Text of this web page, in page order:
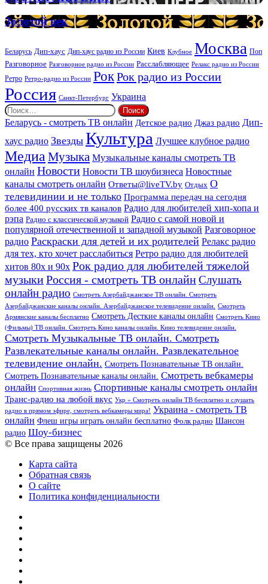
DEEP
Золотой
век
Золотой век
Беларусь Дип-хаус Дип-хаус радио из России Киев Клубное Москва Поп
Разговорное Разговорное радио из России Расслабляющее Релакс радио из России
Ретро Ретро-радио из России РокРок радио из России
Россия Санкт-Петербург Украина
Найти:
Беларусь - смотреть ТВ онлайн Детское радио Джаз радио Дип-
хаус радио Звезды Культура Лучшее клубное радио
Медиа Музыка Музыкальные каналы смотреть ТВ
онлайн Новости Новости ТВ шоубизнеса Новостные
каналы смотреть онлайн Ответы@liveTV.by Отдых О
телевидинии и не только Программа передач на сегодня
более 400 русских тв каналов Радио для любителей хип-хопа и
рэпа Радио с классической музыкой Радио с самой новой и
популярной отечественной и западной музыкой Разговорное
радио Раскраски для детей и их родителей Релакс радио
для тех, кто хочет расслабиться Ретро радио для любителей
хитов 80х и 90х Рок радио для любителей тяжелой
музыкиРоссия - смотреть ТВ онлайнСлушать
онлайн радио Смотреть Азербайджанское ТВ онлайн. Смотреть
Азербайджанские каналы онлайн. Азербайджанское телевидение онлайн.
Смотреть
Армянские каналы бесплатно Смотреть Десткие каналы онлайн Смотреть Кино
(Фильмы) ТВ онлайн. Смотреть Кино каналы онлайн. Кино телевидение онлайн.
Смотреть Музыкальные ТВ онлайн. Смотреть
Развлекательные каналы онлайн. Развлекательное
телевидение онлайн. Смотреть Познавательные ТВ онлайн.
Смотреть Познавательные каналы онлайн. Смотреть вебкамеры
онлайн Спортивная жизнь Спортивные каналы смотреть онлайн
Транс-радио на любой вкус Укр » Смотреть онлайн ТВ бесплатно и слушать
радио в прямом эфире, смотреть вебкамеры мира! Украина - смотреть ТВ
онлайн Флеш игры играть онлайн бесплатно Фолк радио Шансон
радио Шоу-бизнес
© Все права защищены 2026
Карта сайта
Обратная связь
О сайте
Политика конфиденциальности